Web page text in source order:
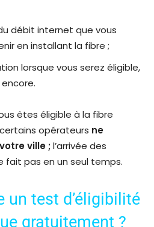
débit internet que vous
en installant la fibre ;
lorsque vous serez éligible,
êtes éligible à la fibre
opérateurs ne
ville ;l’arrivée des
pas en un seul temps.
un test d’éligibilité
gratuitement ?